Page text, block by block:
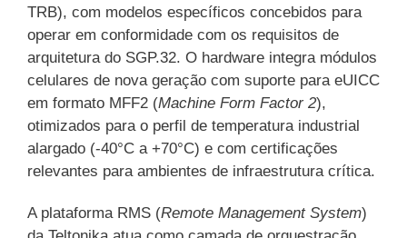
TRB), com modelos específicos concebidos para
operar em conformidade com os requisitos de
arquitetura do SGP.32. O hardware integra módulos
celulares de nova geração com suporte para eUICC
em formato MFF2 (Machine Form Factor 2),
otimizados para o perfil de temperatura industrial
alargado (-40°C a +70°C) e com certificações
relevantes para ambientes de infraestrutura crítica.
A plataforma RMS (Remote Management System)